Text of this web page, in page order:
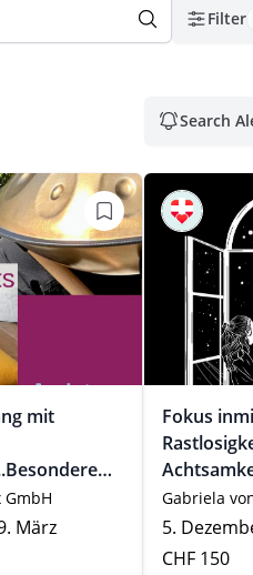
Filter
Search
mit
März
Fokus
mit wenig
Gabriela
5.
CHF 150